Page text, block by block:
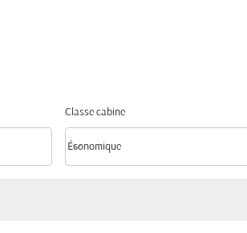
Classe cabine
Classe cabine option Économique Selected
Économique
keyboard_arrow_down